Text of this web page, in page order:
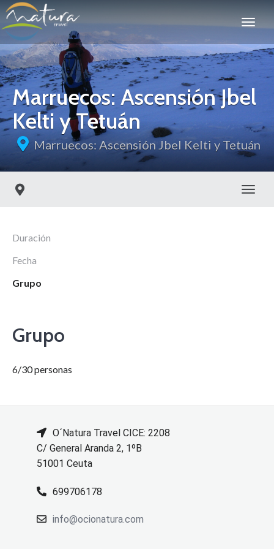
Marruecos: Ascensión Jbel
Kelti y Tetuán
Marruecos: Ascensión Jbel Kelti y Tetuán
Duración
Fecha
Grupo
Grupo
6/30 personas
O´Natura Travel CICE: 2208
C/ General Aranda 2, 1ºB
51001 Ceuta
699706178
info@ocionatura.com